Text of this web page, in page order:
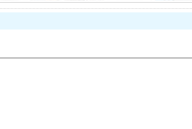
大的光氢储一体化项目